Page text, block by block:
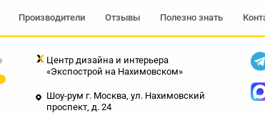
Центр дизайна и интерьера
«Экспострой на Нахимовском»
Шоу-рум г. Москва, ул. Нахимовский
проспект, д. 24
Производители Отзывы Полезно знать